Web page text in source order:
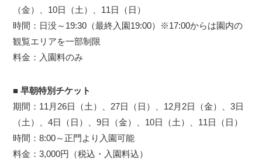
（金）、10日（土）、11日（日）
時間：日没～19:30（最終入園19:00）※17:00からは園内の
観覧エリアを一部制限
料金：入園料のみ
■ 早朝特別チケット
期間：11月26日（土）、27日（日）、12月2日（金）、3日
（土）、4日（日）、9日（金）、10日（土）、11日（日）
時間：8:00～正門より入園可能
料金：3,000円（税込・入園料込）